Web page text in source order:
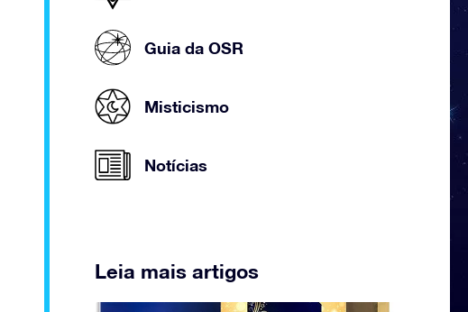
Guia da OSR
Misticismo
Notícias
Leia mais artigos